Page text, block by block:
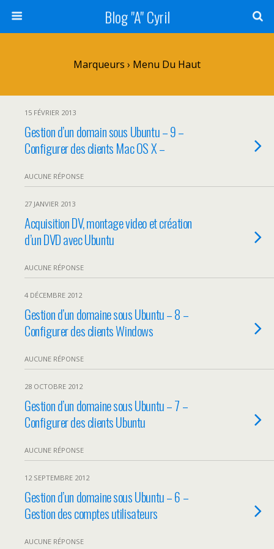
Blog "A" Cyril
Marqueurs › Menu Du Haut
15 FÉVRIER 2013
Gestion d’un domain sous Ubuntu – 9 –
Configurer des clients Mac OS X –
AUCUNE RÉPONSE
27 JANVIER 2013
Acquisition DV, montage video et création
d’un DVD avec Ubuntu
AUCUNE RÉPONSE
4 DÉCEMBRE 2012
Gestion d’un domaine sous Ubuntu – 8 –
Configurer des clients Windows
AUCUNE RÉPONSE
28 OCTOBRE 2012
Gestion d’un domaine sous Ubuntu – 7 –
Configurer des clients Ubuntu
AUCUNE RÉPONSE
12 SEPTEMBRE 2012
Gestion d’un domaine sous Ubuntu – 6 –
Gestion des comptes utilisateurs
AUCUNE RÉPONSE